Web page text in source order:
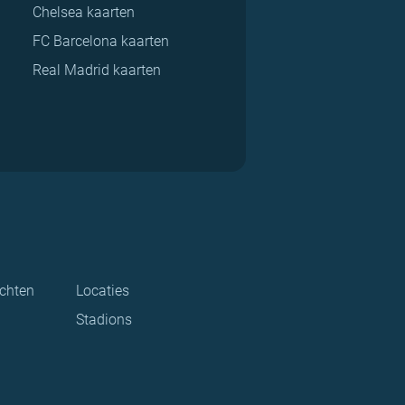
Chelsea kaarten
FC Barcelona kaarten
Real Madrid kaarten
Locaties
Stadions